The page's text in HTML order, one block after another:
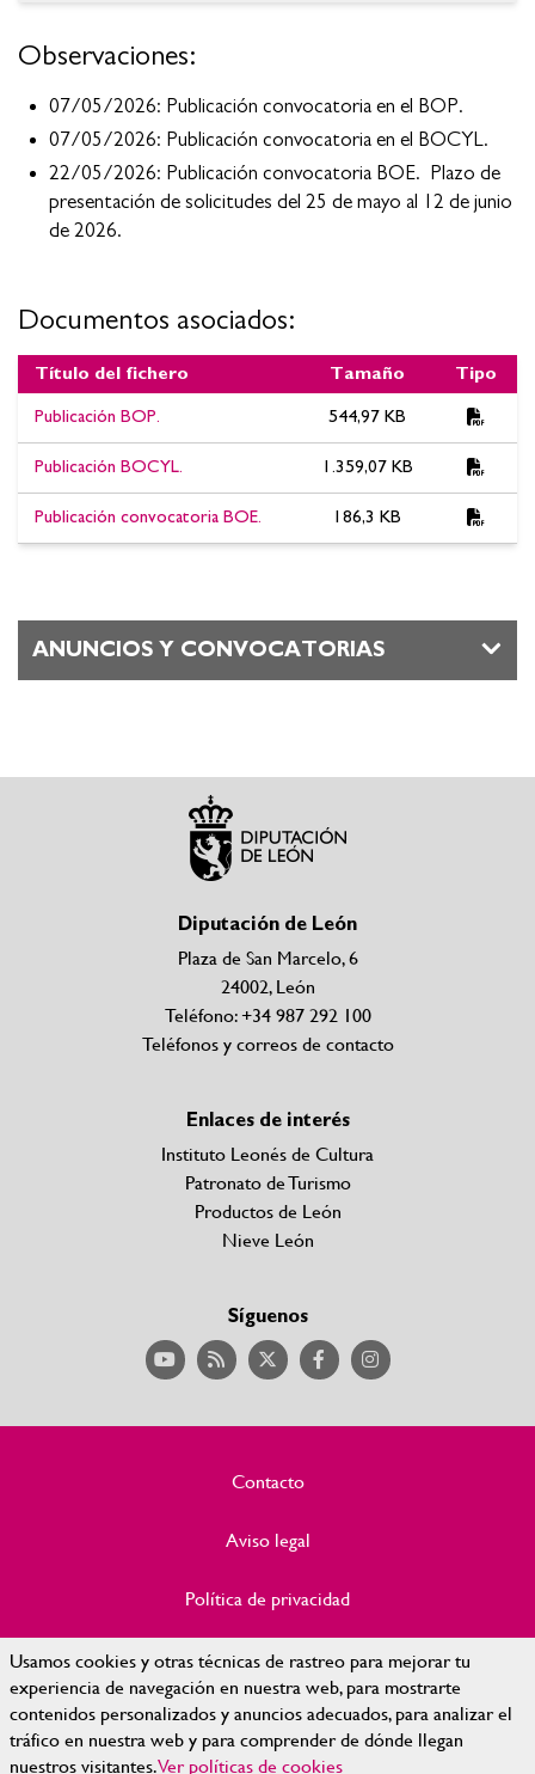
Usamos cookies y otras técnicas de rastreo para mejorar tu
experiencia de navegación en nuestra web, para mostrarte
contenidos personalizados y anuncios adecuados, para analizar el
tráfico en nuestra web y para comprender de dónde llegan
nuestros visitantes.Ver políticas de cookies
Observaciones:
07/05/2026: Publicación convocatoria en el BOP.
07/05/2026: Publicación convocatoria en el BOCYL.
22/05/2026: Publicación convocatoria BOE. Plazo de
presentación de solicitudes del 25 de mayo al 12 de junio
de 2026.
Documentos asociados:
Documentos asociados:Convocatoria Concurso ordinario TAD.
Publicación convocatoria BOE. Plazo de presentación de
solicitudes del 25 de mayo al 12 de junio de 2026.
Título del fichero Tamaño Tipo
Publicación BOP. 544,97 KB
Publicación BOCYL. 1.359,07 KB
Publicación convocatoria BOE. 186,3 KB
ANUNCIOS Y CONVOCATORIAS
Diputación de León
Plaza de San Marcelo, 6
24002, León
Teléfono: +34 987 292 100
Teléfonos y correos de contacto
Enlaces de interés
Instituto Leonés de Cultura
Patronato de Turismo
Productos de León
Nieve León
Síguenos
Contacto
Aviso legal
Política de privacidad
Política de Cookies
Accesibilidad